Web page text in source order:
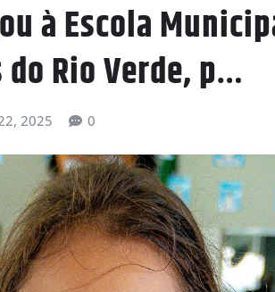
à Escola
Rio Verde, p…
2025 0